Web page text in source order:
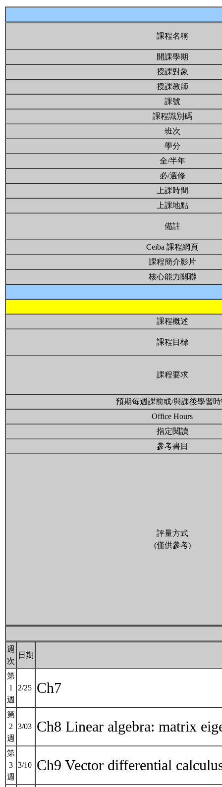
課程名稱
開課學期
授課對象
授課教師
課號
課程識別碼
班次
學分
全/半年
必/選修
上課時間
上課地點
備註
Ceiba 課程網頁
課程簡介影片
核心能力關聯
課程概述
課程目標
課程要求
預期每週課前或/與課後學習
Office Hours
指定閱讀
參考書目
評量方式
(僅供參考)
週
次
日期
第
1
週
2/25 Ch7
第
2
週
3/03 Ch8 Linear algebra: matrix
第
3
週
3/10 Ch9 Vector differential